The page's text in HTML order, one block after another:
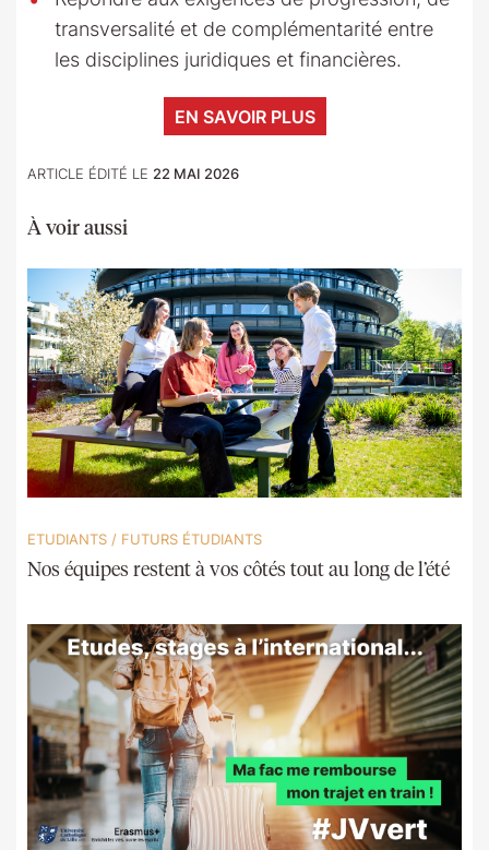
transversalité et de complémentarité entre
les disciplines juridiques et financières.
EN SAVOIR PLUS
ARTICLE ÉDITÉ LE 22 MAI 2026
À voir aussi
ETUDIANTS / FUTURS ÉTUDIANTS
Nos équipes restent à vos côtés tout au long de l’été